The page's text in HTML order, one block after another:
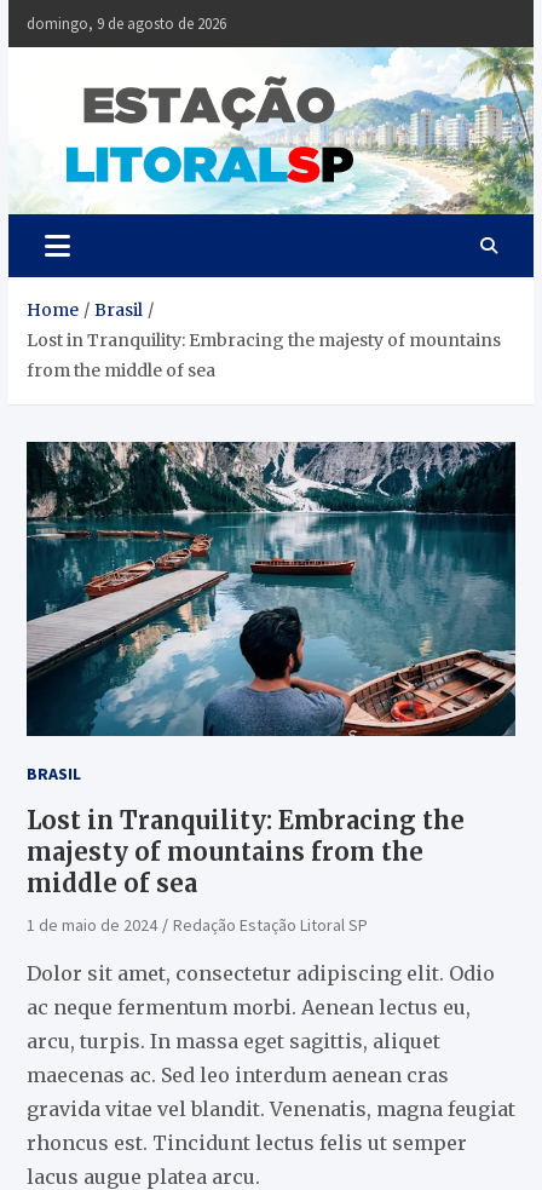
Skip
domingo, 9 de agosto de 2026
Litoral
Notícias da
Baixada Santista
Home
Brasil
Lost in Tranquility: Embracing the majesty of mountains
from the middle of sea
BRASIL
Lost in Tranquility: Embracing the
majesty of mountains from the
middle of sea
1 de maio de 2024 Redação Estação Litoral SP
Dolor sit amet, consectetur adipiscing elit. Odio
ac neque fermentum morbi. Aenean lectus eu,
arcu, turpis. In massa eget sagittis, aliquet
maecenas ac. Sed leo interdum aenean cras
gravida vitae vel blandit. Venenatis, magna feugiat
rhoncus est. Tincidunt lectus felis ut semper
lacus augue platea arcu.